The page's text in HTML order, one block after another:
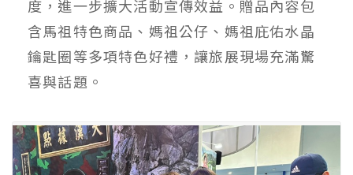
度，進一步擴大活動宣傳效益。贈品內容包
含馬祖特色商品、媽祖公仔、媽祖庇佑水晶
鑰匙圈等多項特色好禮，讓旅展現場充滿驚
喜與話題。